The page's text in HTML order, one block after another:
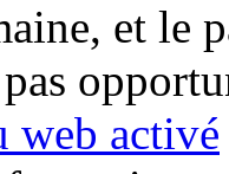
et le
web activé